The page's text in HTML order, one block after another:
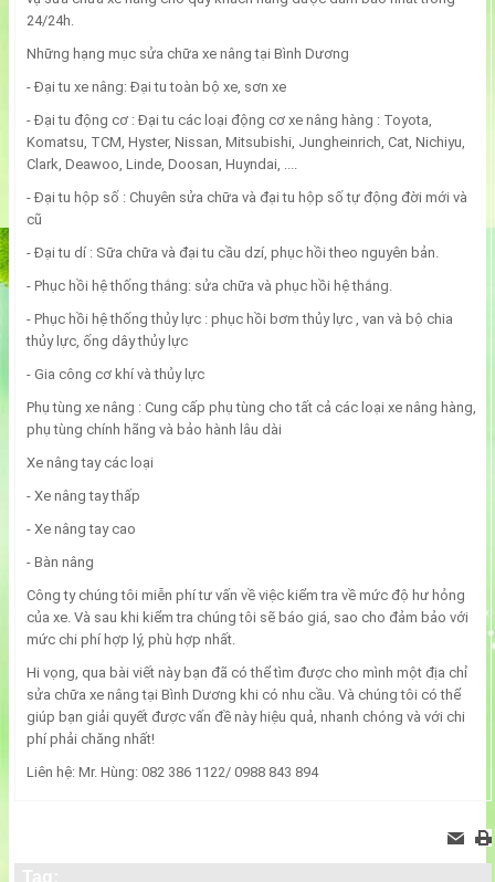
24/24h.
Những hạng mục sửa chữa xe nâng tại Bình Dương
- Đại tu xe nâng: Đại tu toàn bộ xe, sơn xe
- Đại tu động cơ : Đại tu các loại động cơ xe nâng hàng : Toyota,
Komatsu, TCM, Hyster, Nissan, Mitsubishi, Jungheinrich, Cat, Nichiyu,
Clark, Deawoo, Linde, Doosan, Huyndai, ....
- Đại tu hộp số : Chuyên sửa chữa và đại tu hộp số tự động đời mới và
cũ
- Đại tu dí : Sữa chữa và đại tu cầu dzí, phục hồi theo nguyên bản.
- Phục hồi hệ thống thắng: sửa chữa và phục hồi hệ thắng.
- Phục hồi hệ thống thủy lực : phục hồi bơm thủy lực , van và bộ chia
thủy lực, ống dây thủy lực
- Gia công cơ khí và thủy lực
Phụ tùng xe nâng : Cung cấp phụ tùng cho tất cả các loại xe nâng hàng,
phụ tùng chính hãng và bảo hành lâu dài
Xe nâng tay các loại
- Xe nâng tay thấp
- Xe nâng tay cao
- Bàn nâng
Công ty chúng tôi miễn phí tư vấn về việc kiểm tra về mức độ hư hỏng
của xe. Và sau khi kiểm tra chúng tôi sẽ báo giá, sao cho đảm bảo với
mức chi phí hợp lý, phù hợp nhất.
Hi vọng, qua bài viết này bạn đã có thể tìm được cho mình một địa chỉ
sửa chữa xe nâng tại Bình Dương khi có nhu cầu. Và chúng tôi có thể
giúp bạn giải quyết được vấn đề này hiệu quả, nhanh chóng và với chi
phí phải chăng nhất!
Liên hệ: Mr. Hùng: 082 386 1122/ 0988 843 894